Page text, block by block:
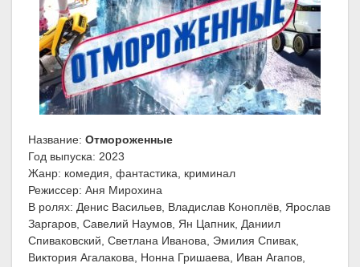
Название: Отмороженные
Год выпуска: 2023
Жанр: комедия, фантастика, криминал
Режиссер: Аня Мирохина
В ролях: Денис Васильев, Владислав Коноплёв, Ярослав
Заргаров, Савелий Наумов, Ян Цапник, Даниил
Спиваковский, Светлана Иванова, Эмилия Спивак,
Виктория Агалакова, Нонна Гришаева, Иван Агапов,